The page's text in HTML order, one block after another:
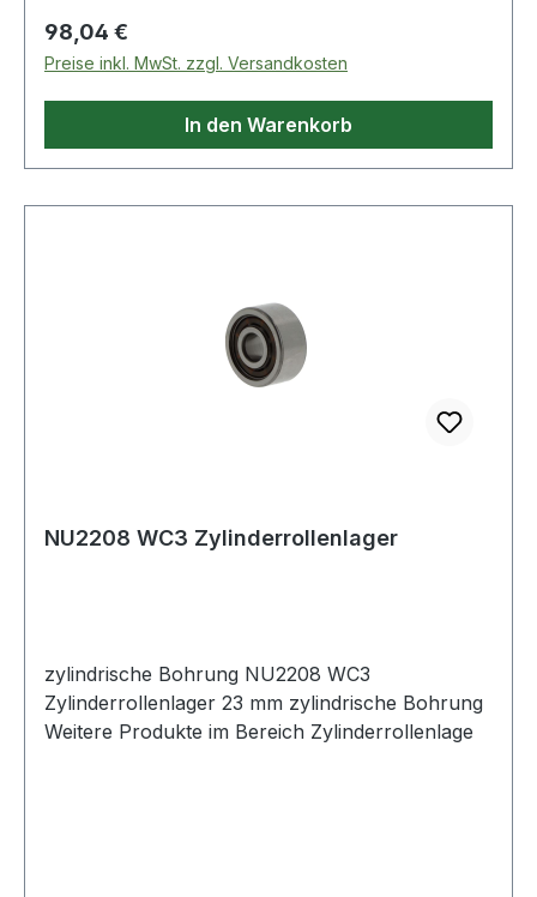
hoher Steifigkeit wesentlich h�here Radiallasten
aufnehmen.
Regulärer Preis:
98,04 €
Preise inkl. MwSt. zzgl. Versandkosten
In den Warenkorb
NU2208 WC3 Zylinderrollenlager
zylindrische Bohrung NU2208 WC3
Zylinderrollenlager 23 mm zylindrische Bohrung
Weitere Produkte im Bereich Zylinderrollenlage